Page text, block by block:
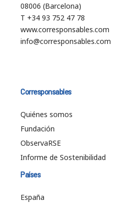
08006 (Barcelona)
T +34 93 752 47 78
www.corresponsables.com
info@corresponsables.com
Corresponsables
Quiénes somos
Fundación
ObservaRSE
Informe de Sostenibilidad
Países
España